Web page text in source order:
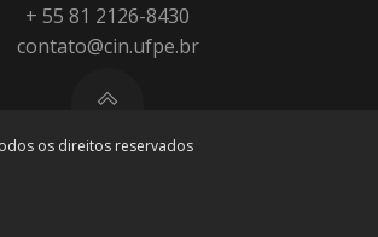
+ 55 81 2126-8430
contato@cin.ufpe.br
os direitos reservados